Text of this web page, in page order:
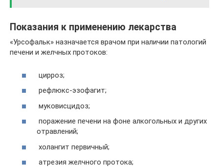
Показания к применению лекарства
«Урсофальк» назначается врачом при наличии патологий
печени и желчных протоков:
цирроз;
рефлюкс-эзофагит;
муковисцидоз;
поражение печени на фоне алкогольных и других
отравлений;
холангит первичный;
атрезия желчного протока;